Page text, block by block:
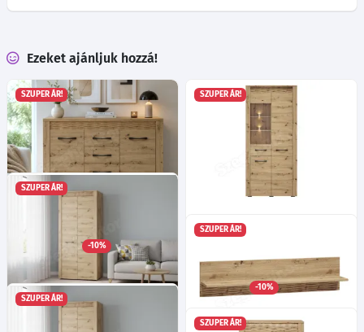
Ezeket ajánljuk hozzá!
SZUPER ÁR!
Risz 07 komód - Artisan tölgy
Mé:40
-10%
165 785Ft
SZUPER ÁR!
Risz 04 tálalószekrény -
Artisan tölgy
Választható tálalószekrény zárt oldala!
Választható led világítás a polcokhoz!
-10%
168 395
SZUPER ÁR!
Risz 01 szekrény - Artisan
SZUPER ÁR!
SZUPER ÁR!
SZUPER ÁR!